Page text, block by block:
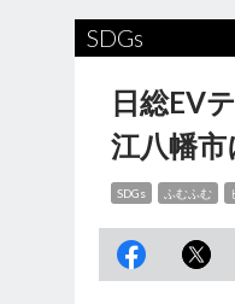
SDGs
日総EV
江八幡
SDGs ふむふむ